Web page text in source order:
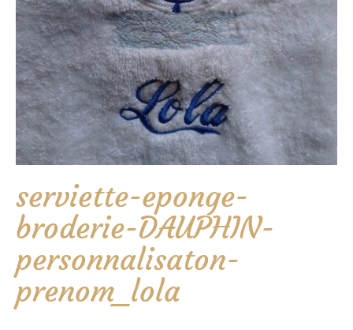
serviette-eponge-
broderie-DAUPHIN-
personnalisaton-
prenom_lola